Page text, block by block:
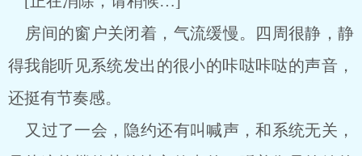
房间的窗户关闭着，气流缓慢。四周很静，静
得我能听见系统发出的很小的咔哒咔哒的声音，
还挺有节奏感。
又过了一会，隐约还有叫喊声，和系统无关，